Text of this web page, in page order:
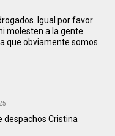
Igual por favor
molesten a la gente
que obviamente somos
despachos Cristina